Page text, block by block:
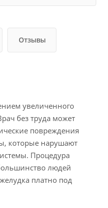
Отзывы
увеличенного
без труда может
повреждения
которые нарушают
Процедура
людей
платно под